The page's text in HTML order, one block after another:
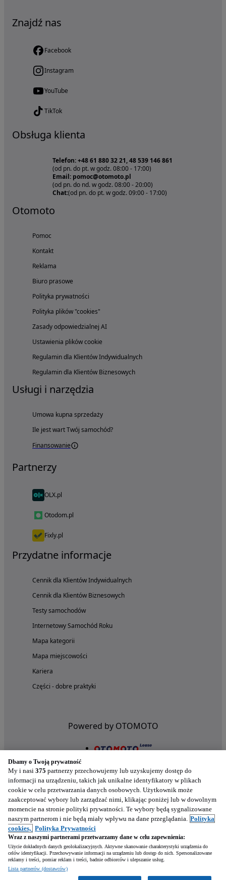
Znajdź nas
Facebook
Instagram
YouTube
TikTok
Obsługa klienta
Telefon: +48 61 880 32 21, 48 539 146 861
(od pn. do pt. w godz. 08:00 - 17:00)
Email: pomoc@otomoto.pl
(od pn. do nd. w godz. 08:00 - 20:00)
Chat:(od pn. do pt. w godz. 09:00 - 17:00)
Otomoto
Pomoc
Kontakt
Reklama
Biuro prasowe
Polityka prywatności
Polityka plików "cookies"
Zasady odpowiedzialnej AI
Ustawienia plików cookie
Regulamin dla Klientów Indywidualnych
Regulamin dla Klientów Biznesowych
Usługi i narzędzia
Umowa kupna sprzedaży
Ile jest wart Twój samochód?
Finansowanie
Partnerzy
OLX.pl
Otodom.pl
Fixly.pl
Przydatne informacje
Cennik dla Klientów Indywidualnych
Cennik dla Klientów Biznesowych
Testy samochodów
Internetowy Samochód Roku
Mapa kategorii
Mapa miejscowości
Kariera
Części - dobre praktyki
Powered by OTOMOTO
Nasze aplikacje w twoim telefonie
Dbamy o Twoją prywatność
My i nasi 375 partnerzy przechowujemy lub uzyskujemy dostęp do
informacji na urządzeniu, takich jak unikalne identyfikatory w plikach
cookie w celu przetwarzania danych osobowych. Użytkownik może
zaakceptować wybory lub zarządzać nimi, klikając poniżej lub w dowolnym
momencie na stronie polityki prywatności. Te wybory będą sygnalizowane
naszym partnerom i nie będą miały wpływu na dane przeglądania. Polityka
cookies, Polityka Prywatności
Wraz z naszymi partnerami przetwarzamy dane w celu zapewnienia:
Użycie dokładnych danych geolokalizacyjnych. Aktywne skanowanie charakterystyki urządzenia do
celów identyfikacji. Przechowywanie informacji na urządzeniu lub dostęp do nich. Spersonalizowane
reklamy i treści, pomiar reklam i treści, badnie odbiorców i ulepszanie usług.
Lista partnerów (dostawców)